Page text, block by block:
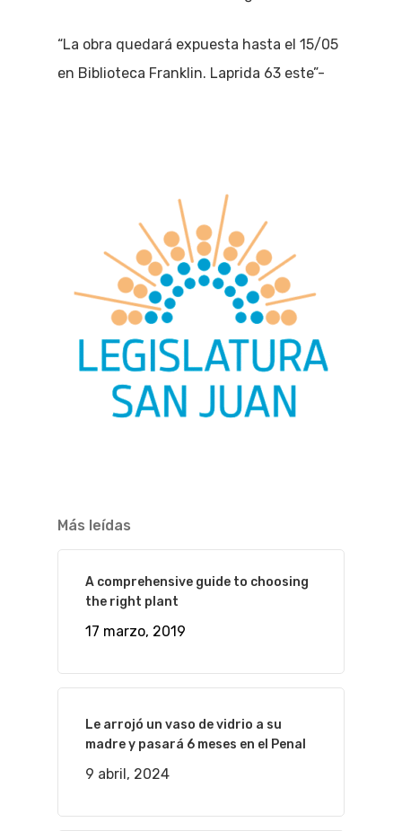
“La obra quedará expuesta hasta el 15/05
en Biblioteca Franklin. Laprida 63 este”-
Más leídas
A comprehensive guide to choosing
the right plant
17 marzo, 2019
Le arrojó un vaso de vidrio a su
madre y pasará 6 meses en el Penal
9 abril, 2024